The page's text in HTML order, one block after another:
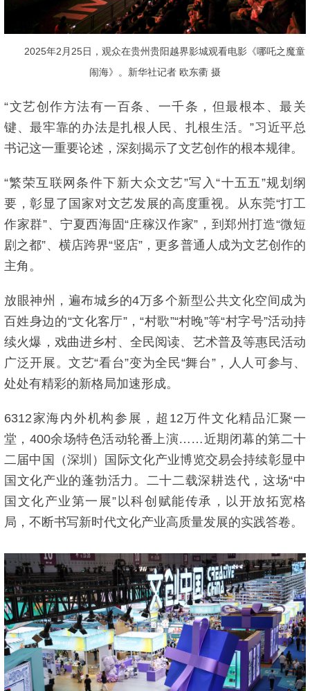
2025年2月25日，观众在贵州贵阳越界影城观看电影《哪吒之魔童
闹海》。新华社记者 欧东衢 摄
“文艺创作方法有一百条、一千条，但最根本、最关
键、最牢靠的办法是扎根人民、扎根生活。”习近平总
书记这一重要论述，深刻揭示了文艺创作的根本规律。
“繁荣互联网条件下新大众文艺”写入“十五五”规划纲
要，彰显了国家对文艺发展的高度重视。从东莞“打工
作家群”、宁夏西海固“庄稼汉作家”，到郑州打造“微短
剧之都”、横店跨界“竖店”，更多普通人成为文艺创作的
主角。
放眼神州，遍布城乡的4万多个新型公共文化空间成为
百姓身边的“文化客厅”，“村歌”“村晚”等“村字号”活动持
续火爆，戏曲进乡村、全民阅读、艺术普及等惠民活动
广泛开展。文艺“看台”变为全民“舞台”，人人可参与、
处处有精彩的新格局加速形成。
6312家海内外机构参展，超12万件文化精品汇聚一
堂，400余场特色活动轮番上演……近期闭幕的第二十
二届中国（深圳）国际文化产业博览交易会持续彰显中
国文化产业的蓬勃活力。二十二载深耕迭代，这场“中
国文化产业第一展”以科创赋能传承，以开放拓宽格
局，不断书写新时代文化产业高质量发展的实践答卷。